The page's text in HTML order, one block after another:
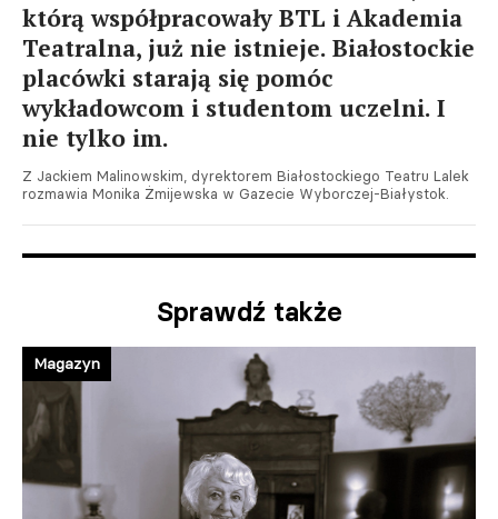
którą współpracowały BTL i Akademia
Teatralna, już nie istnieje. Białostockie
placówki starają się pomóc
wykładowcom i studentom uczelni. I
nie tylko im.
Z Jackiem Malinowskim, dyrektorem Białostockiego Teatru Lalek
rozmawia Monika Żmijewska w Gazecie Wyborczej-Białystok.
Sprawdź także
Magazyn